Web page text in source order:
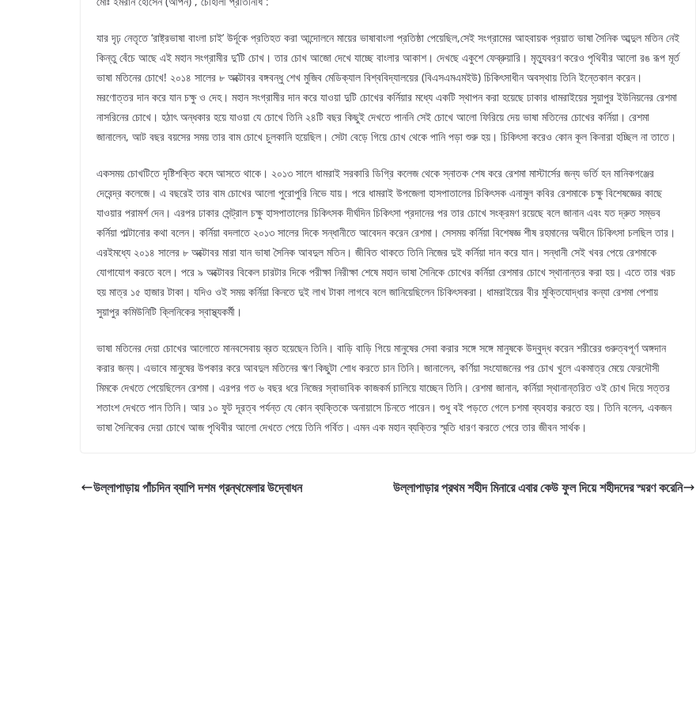
যার দৃঢ় নেতৃতে ‘রাষ্ট্রভাষা বাংলা চাই’ উর্দূকে প্রতিহত করা আন্দোলনে মায়ের ভাষাবাংলা প্রতিষ্ঠা পেয়েছিল,সেই সংগ্রামের আহবায়ক প্রয়াত ভাষা সৈনিক আব্দুল মতিন নেই
কিন্তু বেঁচে আছে এই মহান সংগ্রামীর দু’টি চোখ। তার চোখ আজো দেখে যাচ্ছে বাংলার আকাশ। দেখছে একুশে ফেব্রুয়ারি। মৃত্যুবরণ করেও পৃথিবীর আলো রঙ রূপ মূর্ত
ভাষা মতিনের চোখে! ২০১৪ সালের ৮ অক্টোবর বঙ্গবন্ধু শেখ মুজিব মেডিক্যাল বিশ্ববিদ্যালয়ের (বিএসএমএমইউ) চিকিৎসাধীন অবস্থায় তিনি ইন্তেকাল করেন।
মরণোত্তর দান করে যান চক্ষু ও দেহ। মহান সংগ্রামীর দান করে যাওয়া দুটি চোখের কর্নিয়ার মধ্যে একটি স্থাপন করা হয়েছে ঢাকার ধামরাইয়ের সুয়াপুর ইউনিয়নের রেশমা
নাসরিনের চোখে। হঠাৎ অন্ধকার হয়ে যাওয়া যে চোখে তিনি ২৪টি বছর কিছুই দেখতে পাননি সেই চোখে আলো ফিরিয়ে দেয় ভাষা মতিনের চোখের কর্নিয়া। রেশমা
জানালেন, আট বছর বয়সের সময় তার বাম চোখে চুলকানি হয়েছিল। সেটা বেড়ে গিয়ে চোখ থেকে পানি পড়া শুরু হয়। চিকিৎসা করেও কোন কূল কিনারা হচ্ছিল না তাতে।
একসময় চোখটিতে দৃষ্টিশক্তি কমে আসতে থাকে। ২০১৩ সালে ধামরাই সরকারি ডিগ্রি কলেজ থেকে স্নাতক শেষ করে রেশমা মাস্টার্সের জন্য ভর্তি হন মানিকগঞ্জের
দেবেন্দ্র কলেজে। এ বছরেই তার বাম চোখের আলো পুরোপুরি নিভে যায়। পরে ধামরাই উপজেলা হাসপাতালের চিকিৎসক এনামুল কবির রেশমাকে চক্ষু বিশেষজ্ঞের কাছে
যাওয়ার পরামর্শ দেন। এরপর ঢাকার সেন্ট্রাল চক্ষু হাসপাতালের চিকিৎসক দীর্ঘদিন চিকিৎসা প্রদানের পর তার চোখে সংক্রমণ রয়েছে বলে জানান এবং যত দ্রুত সম্ভব
কর্নিয়া পাল্টানোর কথা বলেন। কর্নিয়া বদলাতে ২০১৩ সালের দিকে সন্ধানীতে আবেদন করেন রেশমা। সেসময় কর্নিয়া বিশেষজ্ঞ শীষ রহমানের অধীনে চিকিৎসা চলছিল তার।
এরইমধ্যে ২০১৪ সালের ৮ অক্টোবর মারা যান ভাষা সৈনিক আবদুল মতিন। জীবিত থাকতে তিনি নিজের দুই কর্নিয়া দান করে যান। সন্ধানী সেই খবর পেয়ে রেশমাকে
যোগাযোগ করতে বলে। পরে ৯ অক্টোবর বিকেল চারটার দিকে পরীক্ষা নিরীক্ষা শেষে মহান ভাষা সৈনিকে চোখের কর্নিয়া রেশমার চোখে স্থানান্তর করা হয়। এতে তার খরচ
হয় মাত্র ১৫ হাজার টাকা। যদিও ওই সময় কর্নিয়া কিনতে দুই লাখ টাকা লাগবে বলে জানিয়েছিলেন চিকিৎসকরা। ধামরাইয়ের বীর মুক্তিযোদ্ধার কন্যা রেশমা পেশায়
সুয়াপুর কমিউনিটি ক্লিনিকের স্বাস্থ্যকর্মী।
ভাষা মতিনের দেয়া চোখের আলোতে মানবসেবায় ব্রত হয়েছেন তিনি। বাড়ি বাড়ি গিয়ে মানুষের সেবা করার সঙ্গে সঙ্গে মানুষকে উদ্বুদ্ধ করেন শরীরের গুরুত্বপূর্ণ অঙ্গদান
করার জন্য। এভাবে মানুষের উপকার করে আবদুল মতিনের ঋণ কিছুটা শোধ করতে চান তিনি। জানালেন, কর্ণিয়া সংযোজনের পর চোখ খুলে একমাত্র মেয়ে ফেরদৌসী
মিমকে দেখতে পেয়েছিলেন রেশমা। এরপর গত ৬ বছর ধরে নিজের স্বাভাবিক কাজকর্ম চালিয়ে যাচ্ছেন তিনি। রেশমা জানান, কর্নিয়া স্থানান্তরিত ওই চোখ দিয়ে সত্তর
শতাংশ দেখতে পান তিনি। আর ১০ ফুট দূরত্ব পর্যন্ত যে কোন ব্যক্তিকে অনায়াসে চিনতে পারেন। শুধু বই পড়তে গেলে চশমা ব্যবহার করতে হয়। তিনি বলেন, একজন
ভাষা সৈনিকের দেয়া চোখে আজ পৃথিবীর আলো দেখতে পেয়ে তিনি গর্বিত। এমন এক মহান ব্যক্তির স্মৃতি ধারণ করতে পেরে তার জীবন সার্থক।
উল্লাপাড়ায় পাঁচদিন ব্যাপি দশম গ্রন্থমেলার উদ্বোধন উল্লাপাড়ার প্রথম শহীদ মিনারে এবার কেউ ফুল দিয়ে শহীদদের স্মরণ করেনি